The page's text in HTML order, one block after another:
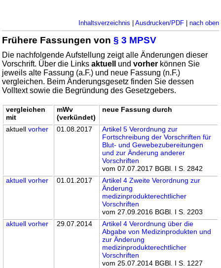
Inhaltsverzeichnis | Ausdrucken/PDF| nach oben
Frühere Fassungen von§ 3 MPSV
Die nachfolgende Aufstellung zeigt alle Änderungen dieser
Vorschrift. Über die Linksaktuell undvorher können Sie
jeweils alte Fassung (a.F.) und neue Fassung (n.F.)
vergleichen. Beim Änderungsgesetz finden Sie dessen
Volltext sowie die Begründung des Gesetzgebers.
vergleichen
mit
mWv
(verkündet)
neue Fassung durch
aktuellvorher 01.08.2017
Artikel 5 Verordnung zur
Fortschreibung der Vorschriften für
Blut- und Gewebezubereitungen
und zur Änderung anderer
Vorschriften
vom 07.07.2017 BGBl. I S. 2842
aktuell vorher 01.01.2017
Artikel 4 Zweite Verordnung zur
Änderung
medizinprodukterechtlicher
Vorschriften
vom 27.09.2016 BGBl. I S. 2203
aktuell vorher 29.07.2014
Artikel 4 Verordnung über die
Abgabe von Medizinprodukten und
zur Änderung
medizinprodukterechtlicher
Vorschriften
vom 25.07.2014 BGBl. I S. 1227